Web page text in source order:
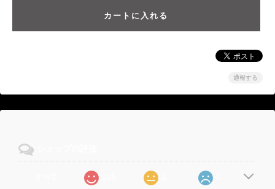
通報する